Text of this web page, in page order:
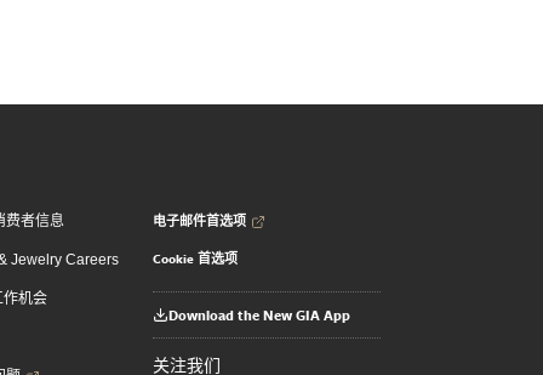
费者信息
Jewelry Careers
作机会
电子邮件首选项
Cookie 首选项
Download the New GIA App
关注我们